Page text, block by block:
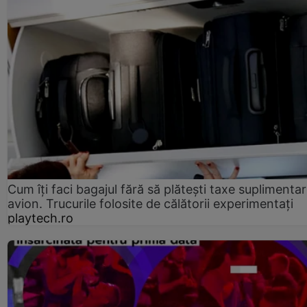
Cum îți faci bagajul fără să plătești taxe
avion. Trucurile folosite de călătorii experimentați
playtech.ro